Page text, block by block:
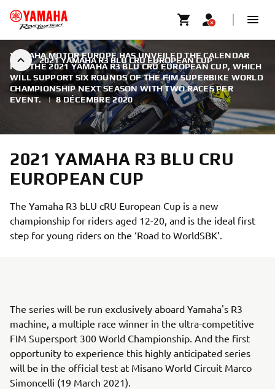
2021 YAMAHA R3 BLU CRU EUROPEAN CUP
YAMAHA MOTOR EUROPE HAS UNVEILED THE CALENDAR
FOR THE 2021 YAMAHA R3 BLU CRU EUROPEAN CUP, WHICH
WILL SUPPORT SIX ROUNDS OF THE FIM SUPERBIKE WORLD
CHAMPIONSHIP NEXT SEASON WITH TWO RACES PER
EVENT. | 8 DÉCEMBRE 2020
2021 YAMAHA R3 BLU CRU
EUROPEAN CUP
The Yamaha R3 bLU cRU European Cup is a new
championship for riders aged 12-20, and is the ideal first
step for young riders on the ‘Road to WorldSBK’.
The series will be run exclusively aboard Yamaha's R3
machine, a multiple race winner in the ultra-competitive
FIM Supersport 300 World Championship. And the first
opportunity to experience this highly anticipated series
will be in the official test at Misano World Circuit Marco
Simoncelli (19 March 2021).